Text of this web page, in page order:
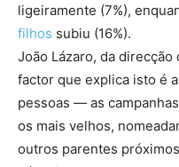
ligeiramente (7%),
filhos subiu (16%).
João Lázaro, da direcção
factor que explica isto é
pessoas — as
os mais velhos,
outros parentes